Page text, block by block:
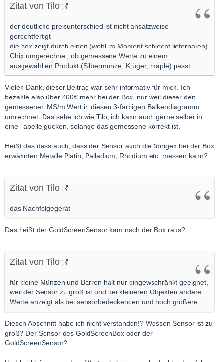
Zitat von Tilo
der deutliche preisunterschied ist nicht ansatzweise
gerechtfertigt
die box zeigt durch einen (wohl im Moment schlecht lieferbaren)
Chip umgerechnet, ob gemessene Werte zu einem
ausgewählten Produkt (Silbermünze, Krüger, maple) passt
Vielen Dank, dieser Beitrag war sehr informativ für mich. Ich
bezahle also über 400€ mehr bei der Box, nur weil dieser den
gemessenen MS/m Wert in diesen 3-farbigen Balkendiagramm
umrechnet. Das sehe ich wie Tilo, ich kann auch gerne selber in
eine Tabelle gucken, solange das gemessene korrekt ist.
Heißt das dass auch, dass der Sensor auch die übrigen bei der Box
erwähnten Metalle Platin, Palladium, Rhodium etc. messen kann?
Zitat von Tilo
das Nachfolgegerät
Das heißt der GoldScreenSensor kam nach der Box raus?
Zitat von Tilo
für kleine Münzen und Barren halt nur eingewschränkt geeignet,
weil der Sensor zu groß ist und bei kleineren Objekten andere
Werte anzeigt als bei sensorbedeckenden und noch größere
Diesen Abschnitt habe ich nicht verstanden!? Wessen Sensor ist zu
groß? Der Sensor des GoldScreenBox oder der
GoldScreenSensor?